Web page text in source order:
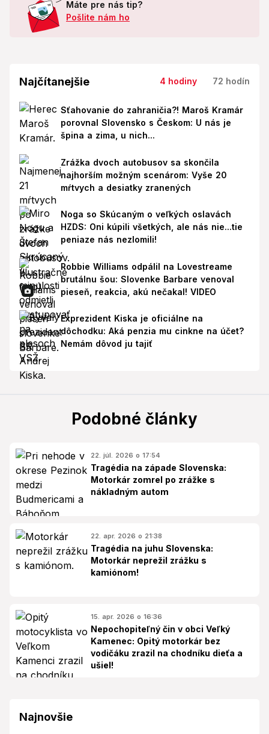
Máte pre nás tip?
Pošlite nám ho
Najčítanejšie 4 hodiny 72 hodín
Sťahovanie do zahraničia?! Maroš Kramár
porovnal Slovensko s Českom: U nás je
špina a zima, u nich...
Zrážka dvoch autobusov sa skončila
najhorším možným scenárom: Vyše 20
mŕtvych a desiatky zranených
Noga so Skúcaným o veľkých oslavách
HZDS: Oni kúpili všetkých, ale nás nie...tie
peniaze nás nezlomili!
Robbie Williams odpálil na Lovestreame
brutálnu šou: Slovenke Barbare venoval
pieseň, reakcia, akú nečakal! VIDEO
Exprezident Kiska je oficiálne na
dôchodku: Aká penzia mu cinkne na účet?
Nemám dôvod ju tajiť
Podobné články
22. júl. 2026 o 17:54
Tragédia na západe Slovenska:
Motorkár zomrel po zrážke s
nákladným autom
22. apr. 2026 o 21:38
Tragédia na juhu Slovenska:
Motorkár neprežil zrážku s
kamiónom!
15. apr. 2026 o 16:36
Nepochopiteľný čin v obci Veľký
Kamenec: Opitý motorkár bez
vodičáku zrazil na chodníku dieťa a
ušiel!
Najnovšie